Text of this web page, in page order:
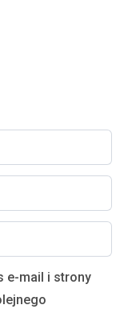
e-mail i strony